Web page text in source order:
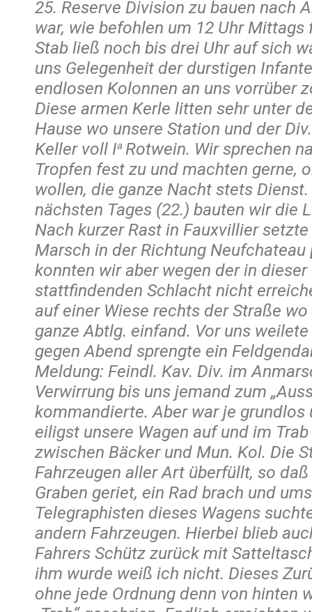
25. Reserve Division zu bauen nach
war, wie befohlen um 12 Uhr Mittags
Stab ließ noch bis drei Uhr auf sich
uns Gelegenheit der durstigen
endlosen Kolonnen an uns vorrüber
Diese armen Kerle litten sehr unter
Hause wo unsere Station und der
Keller voll Ia Rotwein. Wir sprechen
Tropfen fest zu und machten gerne,
wollen, die ganze Nacht stets
nächsten Tages (22.) bauten wir die
Nach kurzer Rast in Fauxvillier
Marsch in der Richtung Neufchateau
konnten wir aber wegen der in dieser
stattfindenden Schlacht nicht
auf einer Wiese rechts der Straße
ganze Abtlg. einfand. Vor uns
gegen Abend sprengte ein
Meldung: Feindl. Kav. Div. im
Verwirrung bis uns jemand zum
kommandierte. Aber war je grundlos
eiligst unsere Wagen auf und im
zwischen Bäcker und Mun. Kol. Die
Fahrzeugen aller Art überfüllt, so
Graben geriet, ein Rad brach und
Telegraphisten dieses Wagens
andern Fahrzeugen. Hierbei blieb
Fahrers Schütz zurück mit
ihm wurde weiß ich nicht. Dieses
ohne jede Ordnung denn von hinten